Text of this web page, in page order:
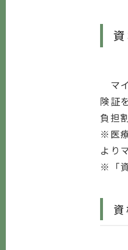
マ
険証
負担
※医
より
※「